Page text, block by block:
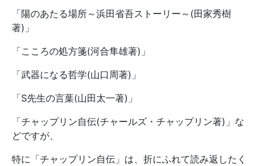
「陽のあたる場所～浜田省吾ストーリー～(田家秀樹
著)」
「こころの処方箋(河合隼雄著)」
「武器になる哲学(山口周著)」
「S先生の言葉(山田太一著)」
「チャップリン自伝(チャールズ・チャップリン著)」な
どですが、
特に「チャップリン自伝」は、折にふれて読み返したく